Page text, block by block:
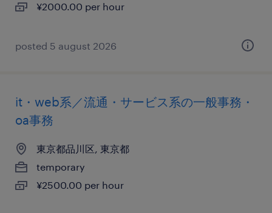
¥2000.00 per hour
posted 5 august 2026
it・web系／流通・サービス系の一般事務・
oa事務
東京都品川区, 東京都
temporary
¥2500.00 per hour